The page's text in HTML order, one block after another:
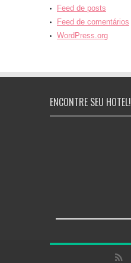
Feed de posts
Feed de comentários
WordPress.org
ENCONTRE SEU HOTEL!